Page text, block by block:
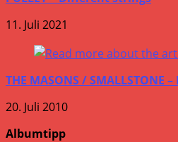
11. Juli 2021
THE MASONS / SMALLSTONE
20. Juli 2010
Albumtipp